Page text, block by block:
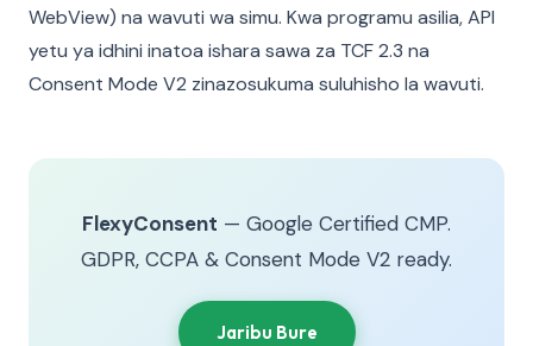
WebView) na wavuti wa simu. Kwa programu asilia, API
yetu ya idhini inatoa ishara sawa za TCF 2.3 na
Consent Mode V2 zinazosukuma suluhisho la wavuti.
FlexyConsent — Google Certified CMP.
GDPR, CCPA & Consent Mode V2 ready.
Jaribu Bure